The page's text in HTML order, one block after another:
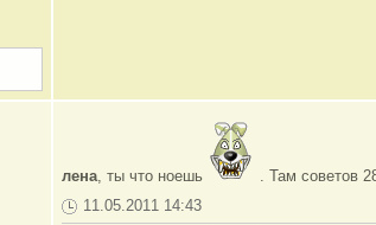
лена, ты что ноешь
. Там советов
11.05.2011 14:43